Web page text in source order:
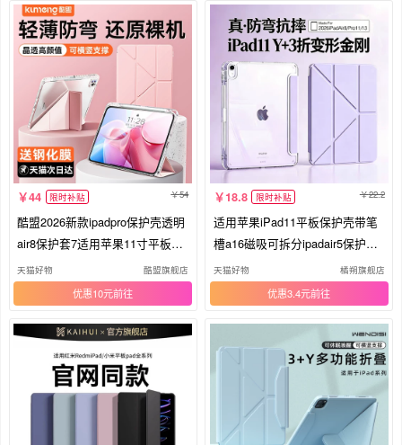
44 限时补贴 54
酷盟2026新款ipadpro保护壳透明
air8保护套7适用苹果11寸平板6
防弯摔9第11代2021超薄10旋转8
带笔槽mini7十5
天猫好物 酷盟旗舰店
优惠10元
18.8 限时补贴 22.2
适用苹果iPad11平板保护壳带笔
槽a16磁吸可拆分ipadair5保护套p
ro专用6mini7第10代9亚克力8防
弯4外壳13寸3/2
天猫好物 橘朔旗舰店
优惠3.4元